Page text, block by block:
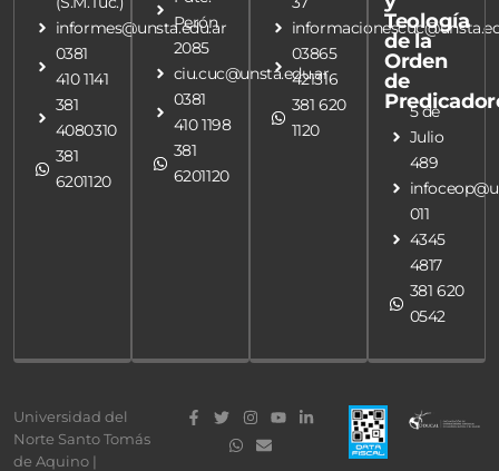
informes@unsta.edu.ar
0381
410 1141
381
4080310
381
6201120
Perón
2085
ciu.cuc@unsta.edu.ar
0381
410 1198
381
6201120
03865
421316
381 620
1120
Teología
de la
Orden
de
5 de
Julio
489
011
4345
4817
381 620
0542
Universidad del
Norte Santo Tomás
de Aquino |